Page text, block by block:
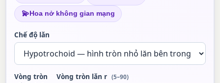
💫 Hoa nở không gian mạng
Chế độ lăn
Vòng tròn
Vòng tròn lăn r (5–90)